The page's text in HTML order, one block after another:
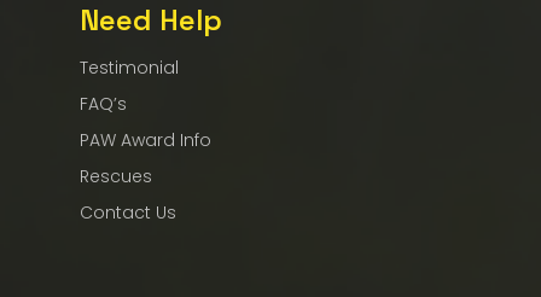
Need Help
Testimonial
FAQ’s
PAW Award Info
Rescues
Contact Us